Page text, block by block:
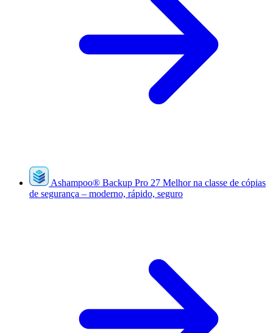
Ashampoo® Backup Pro 27 Melhor na classe de cópias
de segurança – moderno, rápido, seguro